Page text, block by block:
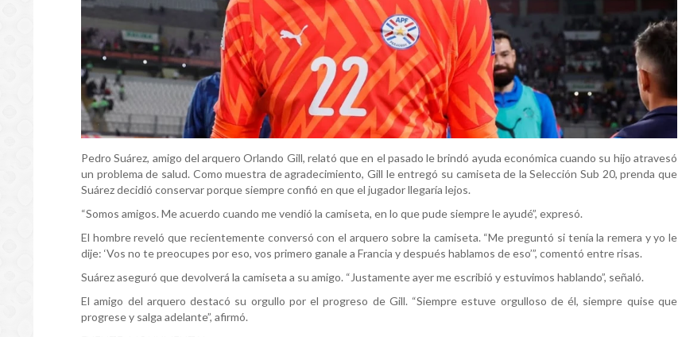
Pedro Suárez, amigo del arquero Orlando Gill, relató que en el pasado le brindó ayuda económica cuando su hijo atravesó
un problema de salud. Como muestra de agradecimiento, Gill le entregó su camiseta de la Selección Sub 20, prenda que
Suárez decidió conservar porque siempre confió en que el jugador llegaría lejos.
“Somos amigos. Me acuerdo cuando me vendió la camiseta, en lo que pude siempre le ayudé”, expresó.
El hombre reveló que recientemente conversó con el arquero sobre la camiseta. “Me preguntó si tenía la remera y yo le
dije: ‘Vos no te preocupes por eso, vos primero ganale a Francia y después hablamos de eso’”, comentó entre risas.
Suárez aseguró que devolverá la camiseta a su amigo. “Justamente ayer me escribió y estuvimos hablando”, señaló.
El amigo del arquero destacó su orgullo por el progreso de Gill. “Siempre estuve orgulloso de él, siempre quise que
progrese y salga adelante”, afirmó.